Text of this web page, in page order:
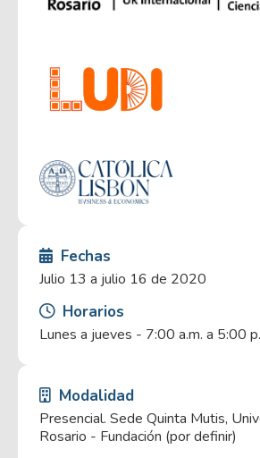
Fechas
Julio 13 a julio 16 de 2020
Horarios
Lunes a jueves - 7:00 a.m. a 5:00
Modalidad
Presencial. Sede Quinta Mutis,
Rosario - Fundación (por definir)